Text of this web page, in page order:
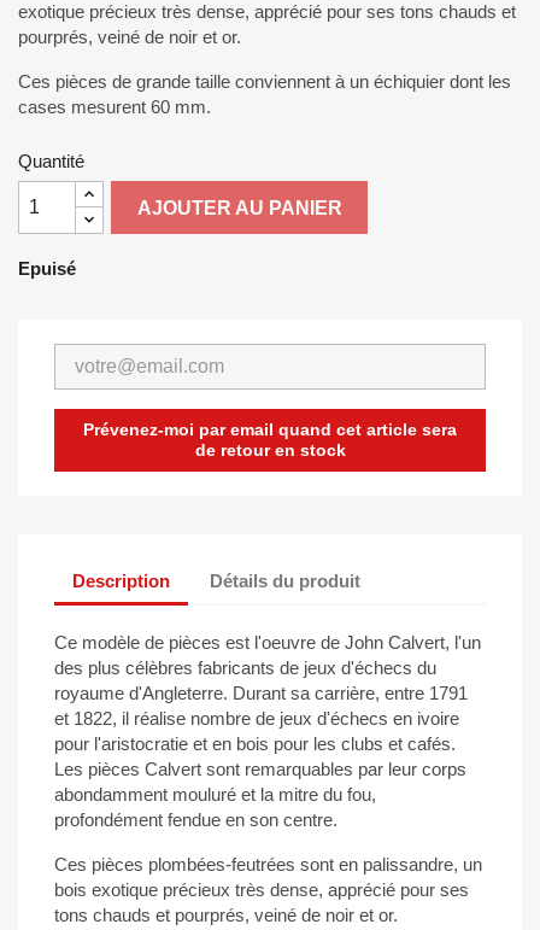
exotique précieux très dense, apprécié pour ses tons chauds et
pourprés, veiné de noir et or.
Ces pièces de grande taille conviennent à un échiquier dont les
cases mesurent 60 mm.
Quantité
AJOUTER AU PANIER
Epuisé
Prévenez-moi par email quand cet article sera
de retour en stock
Description Détails du produit
Ce modèle de pièces est l'oeuvre de John Calvert, l'un
des plus célèbres fabricants de jeux d'échecs du
royaume d'Angleterre. Durant sa carrière, entre 1791
et 1822, il réalise nombre de jeux d'échecs en ivoire
pour l'aristocratie et en bois pour les clubs et cafés.
Les pièces Calvert sont remarquables par leur corps
abondamment mouluré et la mitre du fou,
profondément fendue en son centre.
Ces pièces plombées-feutrées sont en palissandre, un
bois exotique précieux très dense, apprécié pour ses
tons chauds et pourprés, veiné de noir et or.